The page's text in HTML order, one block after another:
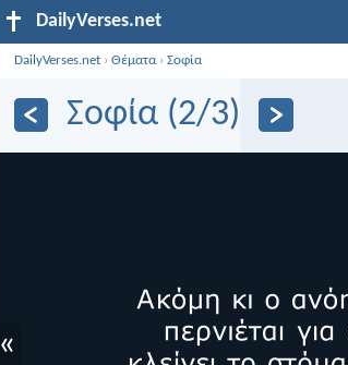
DailyVerses.net
DailyVerses.net ›Θέματα›Σοφία
Σοφία (2/3)
«